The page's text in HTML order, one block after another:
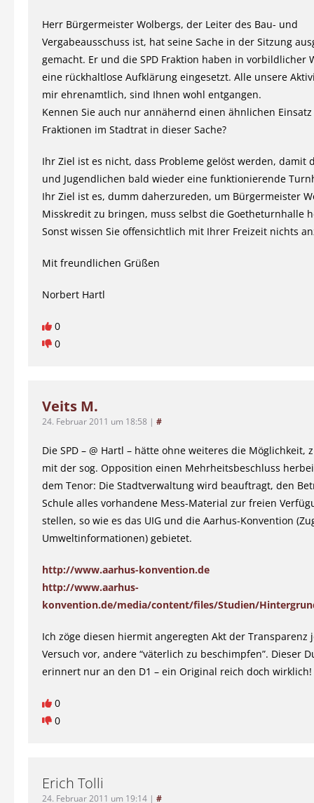
Herr Bürgermeister Wolbergs, der Leiter des Bau- und
Vergabeausschuss ist, hat seine Sache in der Sitzung
gemacht. Er und die SPD Fraktion haben in vorbildlicher
eine rückhaltlose Aufklärung eingesetzt. Alle unsere
mir ehrenamtlich, sind Ihnen wohl entgangen.
Kennen Sie auch nur annähernd einen ähnlichen
Fraktionen im Stadtrat in dieser Sache?
Ihr Ziel ist es nicht, dass Probleme gelöst werden, damit
und Jugendlichen bald wieder eine funktionierende
Ihr Ziel ist es, dumm daherzureden, um Bürgermeister
Misskredit zu bringen, muss selbst die Goetheturnhalle
Sonst wissen Sie offensichtlich mit Ihrer Freizeit nichts
Mit freundlichen Grüßen
Norbert Hartl
0
0
Veits M.
24. Februar 2011 um 18:58 | #
Die SPD – @ Hartl – hätte ohne weiteres die Möglichkeit,
mit der sog. Opposition einen Mehrheitsbeschluss
dem Tenor: Die Stadtverwaltung wird beauftragt, den
Schule alles vorhandene Mess-Material zur freien
stellen, so wie es das UIG und die Aarhus-Konvention
Umweltinformationen) gebietet.
http://www.aarhus-konvention.de
http://www.aarhus-
konvention.de/media/content/files/Studien/
Ich zöge diesen hiermit angeregten Akt der Transparenz
Versuch vor, andere “väterlich zu beschimpfen”. Dieser
erinnert nur an den D1 – ein Original reich doch wirklich!
0
0
Erich Tolli
24. Februar 2011 um 19:14 | #